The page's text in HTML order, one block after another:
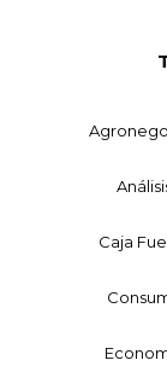
Caja